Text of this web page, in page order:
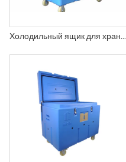
Холодильный ящик для хранения сухого льда